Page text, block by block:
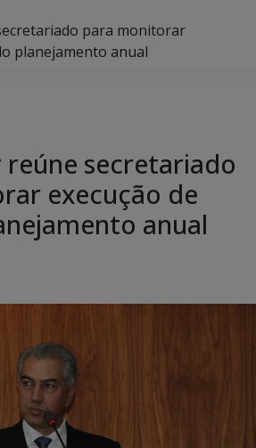
para monitorar
planejamento anual
secretariado
execução de
anual